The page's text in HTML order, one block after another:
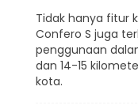
Tidak hanya fitur
Confero S juga
penggunaan
dan 14-15
kota.